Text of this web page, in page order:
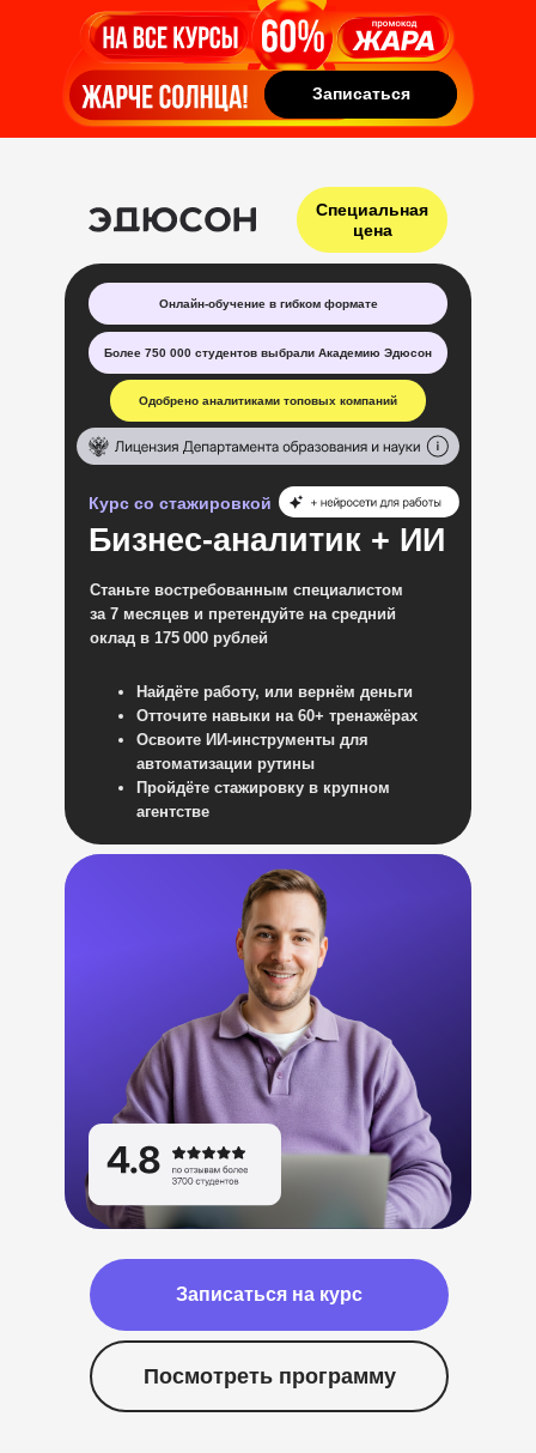
Записаться
Записаться
Записаться на курс
Посмотреть программу
Онлайн-обучение в гибком формате
Одобрено аналитиками топовых компаний
Более 750 000 студентов выбрали Академию Эдюсон
Специальная
цена
Бизнес-аналитик + ИИ
Курс со стажировкой
Найдёте работу, или вернём деньги
Отточите навыки на 60+ тренажёрах
Освоите ИИ-инструменты для
автоматизации рутины
Пройдёте стажировку в крупном
агентстве
Станьте востребованным специалистом
за 7 месяцев и претендуйте на средний
оклад в 175 000 рублей